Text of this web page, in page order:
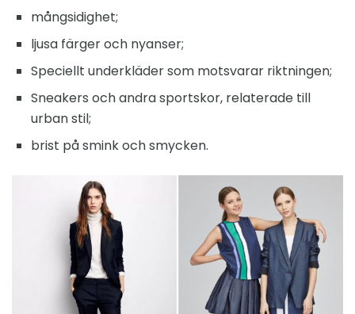
mångsidighet;
ljusa färger och nyanser;
Speciellt underkläder som motsvarar riktningen;
Sneakers och andra sportskor, relaterade till
urban stil;
brist på smink och smycken.